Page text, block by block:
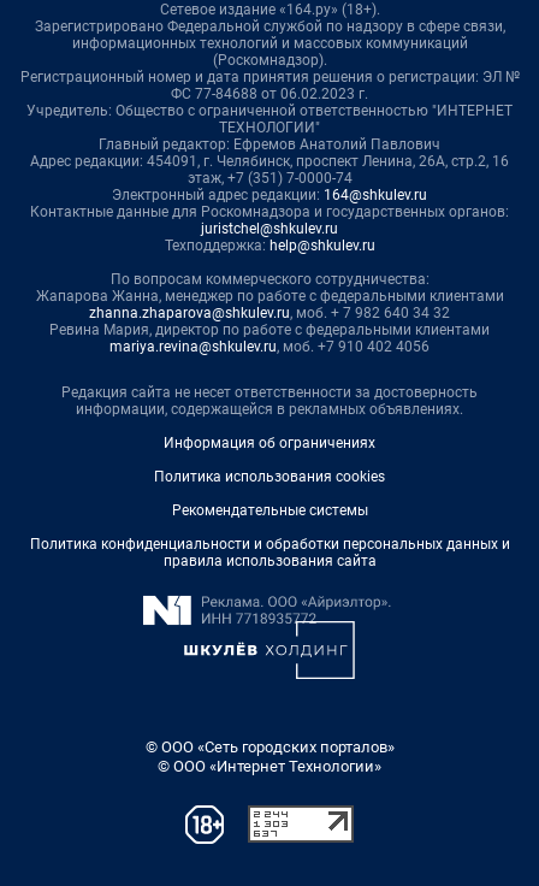
Сетевое издание «164.ру» (18+).
Зарегистрировано Федеральной службой по надзору в сфере связи,
информационных технологий и массовых коммуникаций
(Роскомнадзор).
Регистрационный номер и дата принятия решения о регистрации: ЭЛ №
ФС 77-84688 от 06.02.2023 г.
Учредитель: Общество с ограниченной ответственностью "ИНТЕРНЕТ
ТЕХНОЛОГИИ"
Главный редактор: Ефремов Анатолий Павлович
Адрес редакции: 454091, г. Челябинск, проспект Ленина, 26А, стр.2, 16
этаж, +7 (351) 7-0000-74
Электронный адрес редакции: 164@shkulev.ru
Контактные данные для Роскомнадзора и государственных органов:
juristchel@shkulev.ru
Техподдержка: help@shkulev.ru
По вопросам коммерческого сотрудничества:
Жапарова Жанна, менеджер по работе с федеральными клиентами
zhanna.zhaparova@shkulev.ru, моб. + 7 982 640 34 32
Ревина Мария, директор по работе с федеральными клиентами
mariya.revina@shkulev.ru, моб. +7 910 402 4056
Редакция сайта не несет ответственности за достоверность
информации, содержащейся в рекламных объявлениях.
Информация об ограничениях
Политика использования cookies
Рекомендательные системы
Политика конфиденциальности и обработки персональных данных и
правила использования сайта
© ООО «Сеть городских порталов»
© ООО «Интернет Технологии»